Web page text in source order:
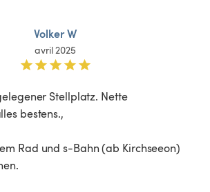
Volker W
avril 2025
Stellplatz. Nette
bestens.,
Rad und s-Bahn (ab Kirchseeon)